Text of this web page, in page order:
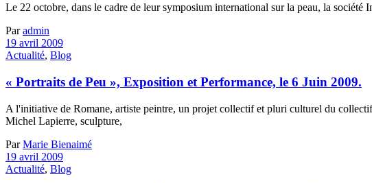
Le 22 octobre, dans le cadre de leur symposium international sur la peau, la
Paradmin
19 avril 2009
Actualité, Blog
« Portraits de Peu », Exposition et Performance, le 6 Juin 2009.
A l'initiative de Romane, artiste peintre, un projet collectif et pluri culturel du
Michel Lapierre, sculpture,
ParMarie Bienaimé
19 avril 2009
Actualité, Blog